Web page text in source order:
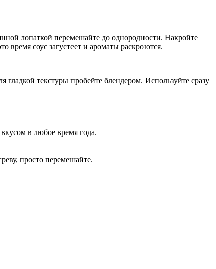
лопаткой перемешайте до однородности. Накройте
соус загустеет и ароматы раскроются.
текстуры пробейте блендером. Используйте сразу
в любое время года.
просто перемешайте.